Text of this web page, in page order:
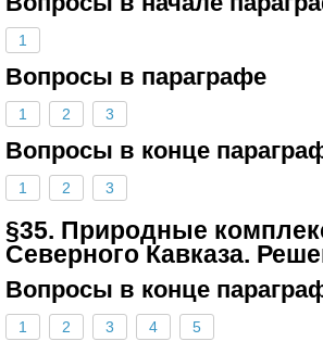
1
Вопросы в параграфе
1 2 3
Вопросы в конце
1 2 3
§35. Природные
Северного Кавказа.
Вопросы в конце
1 2 3 4 5